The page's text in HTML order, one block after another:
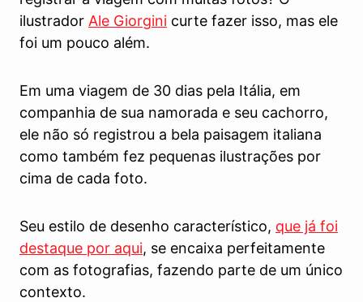
ilustrador Ale Giorgini curte fazer isso, mas ele
foi um pouco além.
Em uma viagem de 30 dias pela Itália, em
companhia de sua namorada e seu cachorro,
ele não só registrou a bela paisagem italiana
como também fez pequenas ilustrações por
cima de cada foto.
Seu estilo de desenho característico, que já foi
destaque por aqui, se encaixa perfeitamente
com as fotografias, fazendo parte de um único
contexto.